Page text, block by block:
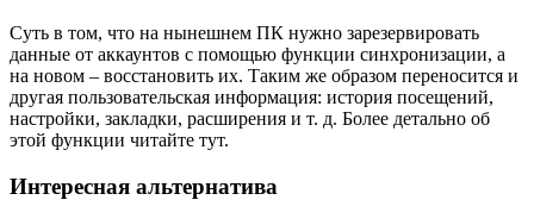
Суть в том, что на нынешнем ПК нужно зарезервировать
данные от аккаунтов с помощью функции синхронизации, а
на новом – восстановить их. Таким же образом переносится и
другая пользовательская информация: история посещений,
настройки, закладки, расширения и т. д. Более детально об
этой функции читайте тут.
Интересная альтернатива